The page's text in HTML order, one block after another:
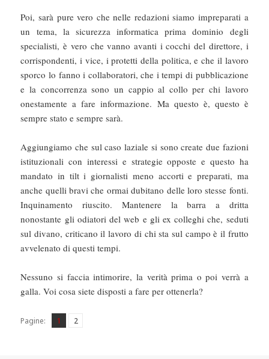
Poi, sarà pure vero che nelle redazioni siamo impreparati a
un tema, la sicurezza informatica prima dominio degli
specialisti, è vero che vanno avanti i cocchi del direttore, i
corrispondenti, i vice, i protetti della politica, e che il lavoro
sporco lo fanno i collaboratori, che i tempi di pubblicazione
e la concorrenza sono un cappio al collo per chi lavoro
onestamente a fare informazione. Ma questo è, questo è
sempre stato e sempre sarà.
Aggiungiamo che sul caso laziale si sono create due fazioni
istituzionali con interessi e strategie opposte e questo ha
mandato in tilt i giornalisti meno accorti e preparati, ma
anche quelli bravi che ormai dubitano delle loro stesse fonti.
Inquinamento riuscito. Mantenere la barra a dritta
nonostante gli odiatori del web e gli ex colleghi che, seduti
sul divano, criticano il lavoro di chi sta sul campo è il frutto
avvelenato di questi tempi.
Nessuno si faccia intimorire, la verità prima o poi verrà a
galla. Voi cosa siete disposti a fare per ottenerla?
Pagine: Pagina
1 ,
Pagina
2